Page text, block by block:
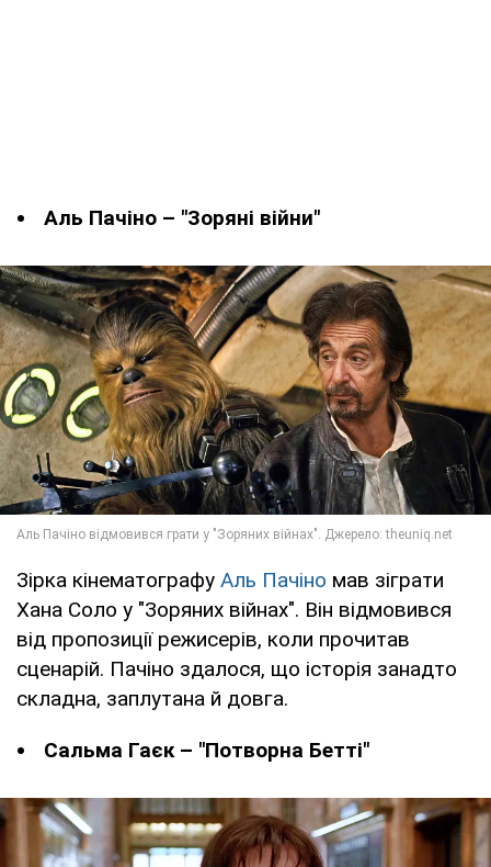
Аль Пачіно – "Зоряні війни"
Зірка кінематографу Аль Пачіно мав зіграти
Хана Соло у "Зоряних війнах". Він відмовився
від пропозиції режисерів, коли прочитав
сценарій. Пачіно здалося, що історія занадто
складна, заплутана й довга.
Сальма Гаєк – "Потворна Бетті"